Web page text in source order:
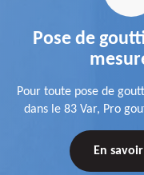
Pose de
Pour toute pose de
dans le 83 Var, Pro
de l'accessoire à
En